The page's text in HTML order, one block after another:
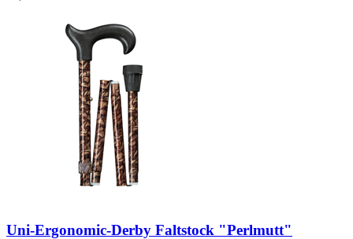
Uni-Ergonomic-Derby Faltstock "Perlmutt"